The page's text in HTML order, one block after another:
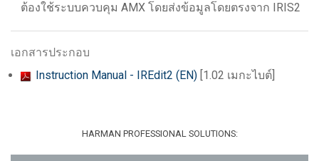
ต้องใช้ระบบควบคุม AMX โดยส่งข้อมูลโดยตรงจาก IRIS2
เอกสารประกอบ
Instruction Manual - IREdit2 (EN) [1.02 เมกะไบต์]
HARMAN PROFESSIONAL SOLUTIONS: